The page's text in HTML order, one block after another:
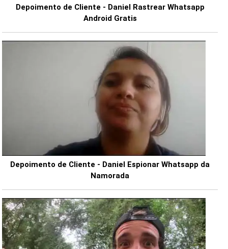
Depoimento de Cliente - Daniel Rastrear Whatsapp
Android Gratis
Depoimento de Cliente - Daniel Espionar Whatsapp da
Namorada